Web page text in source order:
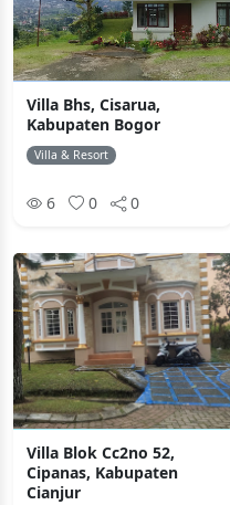
Villa Bhs, Cisarua,
Kabupaten Bogor
Villa & Resort
6 0 0
Villa Blok Cc2no 52,
Cipanas, Kabupaten
Cianjur